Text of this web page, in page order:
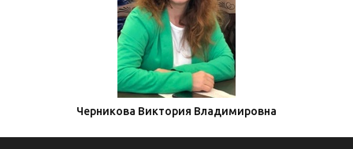
Черникова Виктория Владимировна